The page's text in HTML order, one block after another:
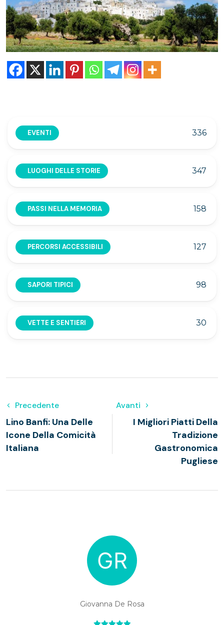
EVENTI 336
LUOGHI DELLE STORIE 347
PASSI NELLA MEMORIA 158
PERCORSI ACCESSIBILI 127
SAPORI TIPICI 98
VETTE E SENTIERI 30
Precedente
Lino Banfi: Una Delle
Icone Della Comicità
Italiana
Avanti
I Migliori Piatti Della
Tradizione
Gastronomica
Pugliese
Giovanna De Rosa